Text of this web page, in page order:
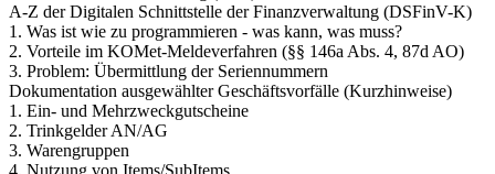
A-Z der Digitalen Schnittstelle der Finanzverwaltung (DSFinV-K)
1. Was ist wie zu programmieren - was kann, was muss?
2. Vorteile im KOMet-Meldeverfahren (§§ 146a Abs. 4, 87d AO)
3. Problem: Übermittlung der Seriennummern
Dokumentation ausgewählter Geschäftsvorfälle (Kurzhinweise)
1. Ein- und Mehrzweckgutscheine
2. Trinkgelder AN/AG
3. Warengruppen
4. Nutzung von Items/SubItems